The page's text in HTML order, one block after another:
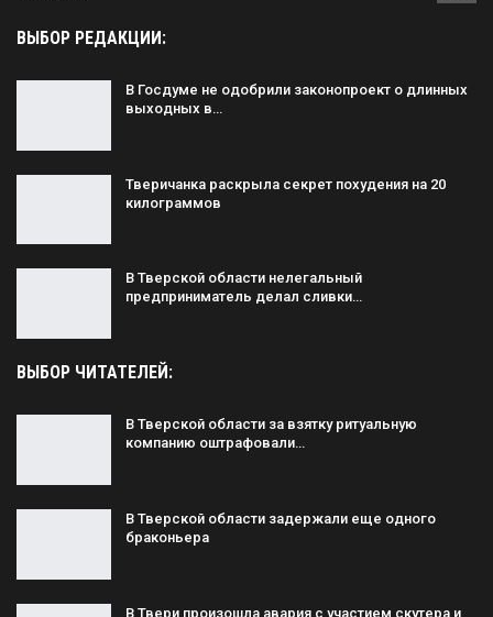
ВЫБОР РЕДАКЦИИ:
В Госдуме не одобрили законопроект о длинных
выходных в…
Тверичанка раскрыла секрет похудения на 20
килограммов
В Тверской области нелегальный
предприниматель делал сливки…
ВЫБОР ЧИТАТЕЛЕЙ:
В Тверской области за взятку ритуальную
компанию оштрафовали…
В Тверской области задержали еще одного
браконьера
В Твери произошла авария с участием скутера и